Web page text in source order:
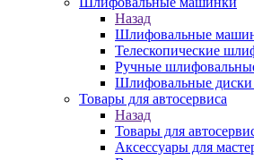
Назад
Шлифовальные
Телескопические
Ручные
Шлифовальные диски
Товары для автосервиса
Назад
Товары для
Аксессуары для